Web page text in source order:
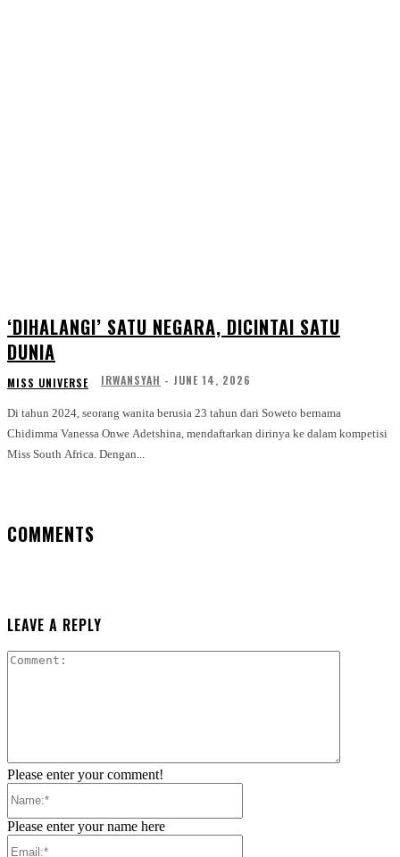
‘DIHALANGI’ SATU NEGARA, DICINTAI SATU
DUNIA
MISS UNIVERSE IRWANSYAH - JUNE 14, 2026
Di tahun 2024, seorang wanita berusia 23 tahun dari Soweto bernama
Chidimma Vanessa Onwe Adetshina, mendaftarkan dirinya ke dalam kompetisi
Miss South Africa. Dengan...
COMMENTS
LEAVE A REPLY
Please enter your comment!
Please enter your name here